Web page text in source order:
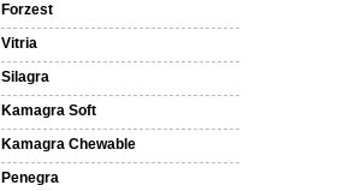
Forzest
Vitria
Silagra
Kamagra Soft
Kamagra Chewable
Penegra